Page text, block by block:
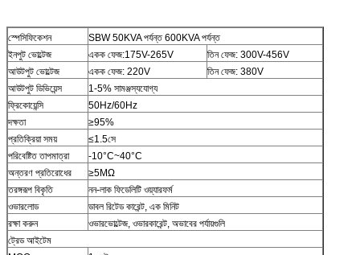
স্পেসিফিকেশন
SBW 50KVA পর্যন্ত 600KVA পর্যন্ত
ইনপুট ভোল্টেজ
একক ফেজ:175V-265V
তিন ফেজ: 300V-456V
আউটপুট ভোল্টেজ
একক ফেজ: 220V
তিন ফেজ: 380V
আউটপুট ডিভিয়েন্স
1-5% সামঞ্জস্যযোগ্য
ফ্রিকোয়েন্সি
50Hz/60Hz
দক্ষতা
≥95%
প্রতিক্রিয়া সময়
≤1.5সে
পরিবেষ্টিত তাপমাত্রা
-10°C~40°C
অন্তরণ প্রতিরোধের
≥5MΩ
তরঙ্গরূপ বিকৃতি
নন-লাক ফিডেলিটি ওয়্যারফর্ম
ওভারলোড
ডাবল রিটেড কারেন্ট, এক মিনিট
রক্ষা করুন
ওভারভোল্টেজ, ওভারকারেন্ট, অভাবের পর্যায়গুলি
ট্রেড আইটেম